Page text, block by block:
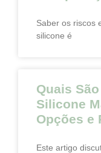
Saber os riscos
silicone é
Quais
Silicone
Opções e
Este artigo